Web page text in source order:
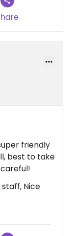
friendly
best to take
careful!
Nice